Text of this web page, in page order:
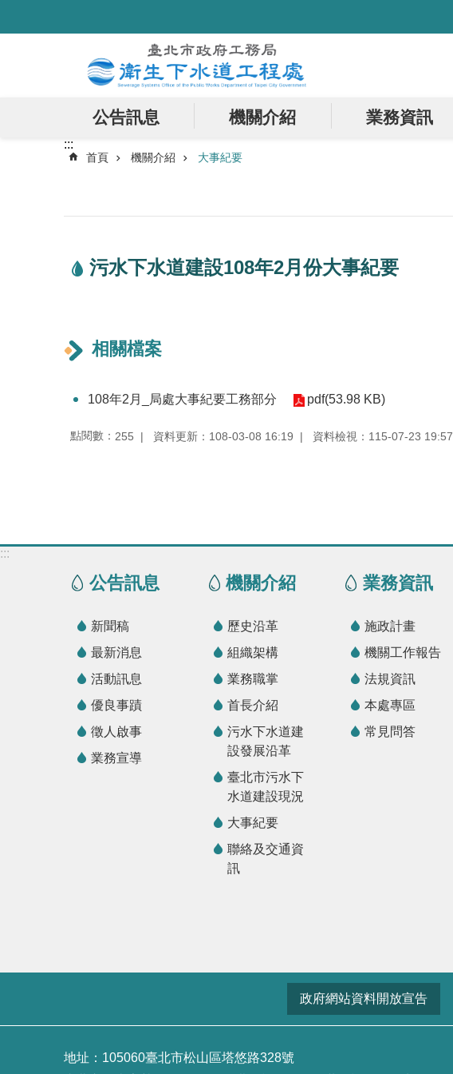
公告訊息 機關介紹 業務資訊
:::
首頁 機關介紹 大事紀要
污水下水道建設108年2月份大事紀要
相關檔案
108年2月_局處大事紀要工務部分 pdf(53.98 KB)
點閱數： 255 資料更新：108-03-08 16:19 資料檢視：115-07-23 19:57
:::
公告訊息
新聞稿
最新消息
活動訊息
優良事蹟
徵人啟事
業務宣導
機關介紹
歷史沿革
組織架構
業務職掌
首長介紹
污水下水道建
設發展沿革
臺北市污水下
水道建設現況
大事紀要
聯絡及交通資
訊
業務資訊
施政計畫
機關工作報告
法規資訊
本處專區
常見問答
政府網站資料開放宣告
地址：105060臺北市松山區塔悠路328號